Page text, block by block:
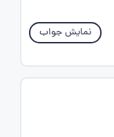
نمایش جواب